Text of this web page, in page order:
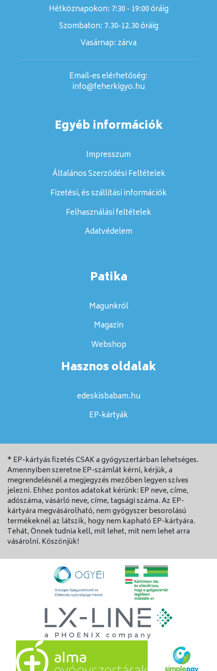
Hétköznapokon: 7:30 - 19:00 óráig
Szombaton:7.30-12.30 óráig
Vasárnap:zárva
Email-es elérhetőség:
info@feherkigyo.hu
Egyéb információk
Impresszum
Általános Szerződési Feltételek
Fizetési, és szállítási információk
Felhasználási feltételek
Adatvédelem
Patika
Magunkról
Magazin
Webshop
Hasznos oldalak
edeskisbabam.hu
EP-kártyák
* EP-kártyás fizetés CSAK a gyógyszertárban lehetséges.
Amennyiben szeretne EP-számlát kérni, kérjük, a
megrendelésnél a megjegyzés mezőben legyen szíves
jelezni. Ehhez pontos adatokat kérünk: EP neve, címe,
adószáma, vásárló neve, címe, tagsági száma. Az EP-
kártyára megvásárolható, nem gyógyszer besorolású
termékeknél az látszik, hogy nem kapható EP-kártyára.
Tehát, Önnek tudnia kell, mit lehet, mit nem lehet arra
vásárolni. Köszönjük!